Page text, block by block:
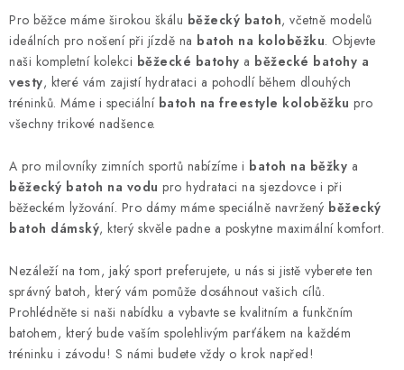
v
l
á
d
a
c
í
p
r
v
y
v
ý
p
Pro běžce máme širokou škálu běžecký batoh, včetně modelů
ideálních pro nošení při jízdě na batoh na koloběžku. Objevte
naši kompletní kolekci běžecké batohy a běžecké batohy a
vesty, které vám zajistí hydrataci a pohodlí během dlouhých
tréninků. Máme i speciální batoh na freestyle koloběžku pro
všechny trikové nadšence.
A pro milovníky zimních sportů nabízíme i batoh na běžky a
běžecký batoh na vodu pro hydrataci na sjezdovce i při
běžeckém lyžování. Pro dámy máme speciálně navržený běžecký
batoh dámský, který skvěle padne a poskytne maximální komfort.
Nezáleží na tom, jaký sport preferujete, u nás si jistě vyberete ten
správný batoh, který vám pomůže dosáhnout vašich cílů.
Prohlédněte si naši nabídku a vybavte se kvalitním a funkčním
batohem, který bude vaším spolehlivým parťákem na každém
tréninku i závodu! S námi budete vždy o krok napřed!